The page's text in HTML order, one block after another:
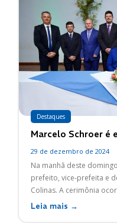
Destaques
Marcelo Schroer é
29 de dezembro de 2024
Na manhã deste
prefeito, vice-prefeita e
Colinas. A cerimônia
Leia mais →